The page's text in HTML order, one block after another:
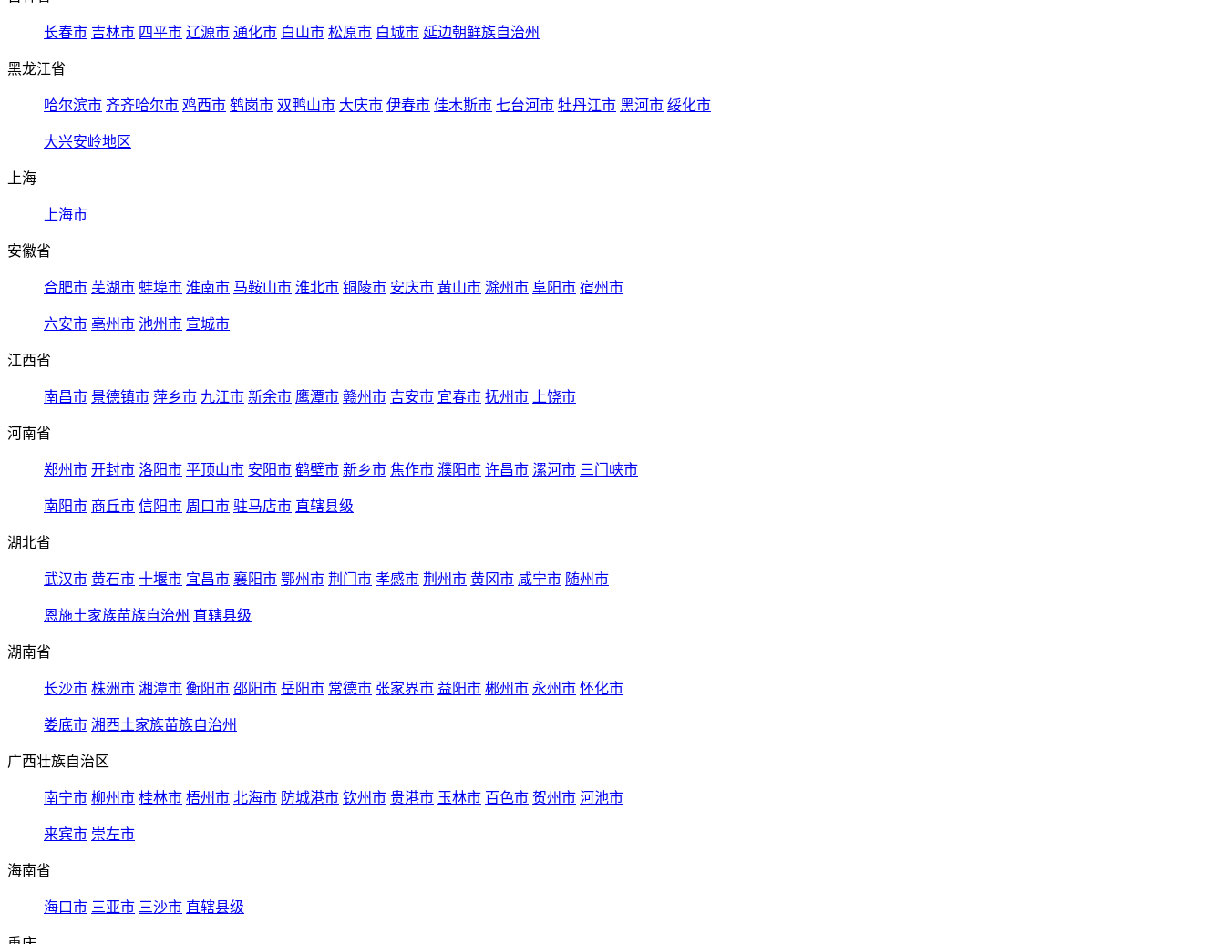
长春市 吉林市 四平市 辽源市 通化市 白山市 松原市 白城市 延边朝鲜族自治州
黑龙江省
哈尔滨市 齐齐哈尔市 鸡西市 鹤岗市 双鸭山市 大庆市 伊春市 佳木斯市 七台河市 牡丹江市 黑河市 绥化市
大兴安岭地区
上海
上海市
安徽省
合肥市 芜湖市 蚌埠市 淮南市 马鞍山市 淮北市 铜陵市 安庆市 黄山市 滁州市 阜阳市 宿州市
六安市 亳州市 池州市 宣城市
江西省
南昌市 景德镇市 萍乡市 九江市 新余市 鹰潭市 赣州市 吉安市 宜春市 抚州市 上饶市
河南省
郑州市 开封市 洛阳市 平顶山市 安阳市 鹤壁市 新乡市 焦作市 濮阳市 许昌市 漯河市 三门峡市
南阳市 商丘市 信阳市 周口市 驻马店市 直辖县级
湖北省
武汉市 黄石市 十堰市 宜昌市 襄阳市 鄂州市 荆门市 孝感市 荆州市 黄冈市 咸宁市 随州市
恩施土家族苗族自治州 直辖县级
湖南省
长沙市 株洲市 湘潭市 衡阳市 邵阳市 岳阳市 常德市 张家界市 益阳市 郴州市 永州市 怀化市
娄底市 湘西土家族苗族自治州
广西壮族自治区
南宁市 柳州市 桂林市 梧州市 北海市 防城港市 钦州市 贵港市 玉林市 百色市 贺州市 河池市
来宾市 崇左市
海南省
海口市 三亚市 三沙市 直辖县级